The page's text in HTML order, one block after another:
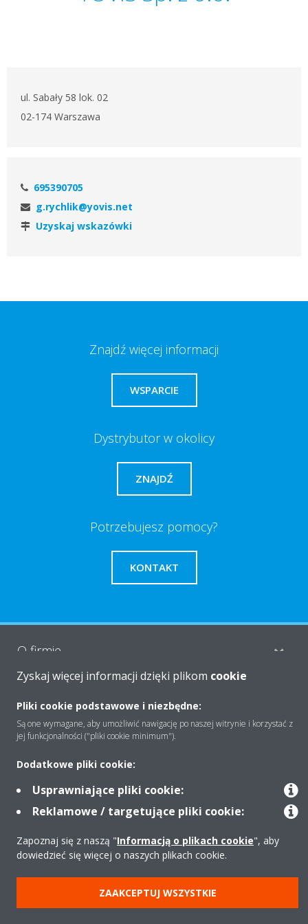
ul. Sabały 58 lok. 02
02-174 Warszawa
695390705
g.rychlik@yovis.net
Uzyskaj wskazówki
Znajdź więcej informacji
WSPARCIE
Dystrybutor w okolicy
ZNAJDŹ
Potrzebujesz pomocy?
KONTAKT
O firmie
Rozwiązania
Produkty
Copyright © Daikin
Zastrzeżenia prawne
Cookies
Polityka Ochrony Danych
Strategia podatkowa
Zyskaj więcej informacji dzięki plikom cookie
Pliki cookie podstawowe i niezbędne:
Są one wymagane, aby umożliwić nawigację po naszej witrynie i korzystać z
jej funkcjonalności ("pliki cookie minimum").
Dodatkowe pliki cookie:
Usprawniające pliki cookie:
Reklamowe / targetujące pliki cookie:
Zapoznaj się z naszą "Informacją o plikach cookie", aby
dowiedzieć się więcej o naszych plikach cookie.
ZAAKCEPTUJ WSZYSTKIE